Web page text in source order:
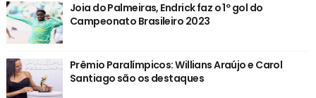
Joia do Palmeiras, Endrick faz o 1º gol do
Campeonato Brasileiro 2023
Prêmio Paralímpicos: Willians Araújo e Carol
Santiago são os destaques